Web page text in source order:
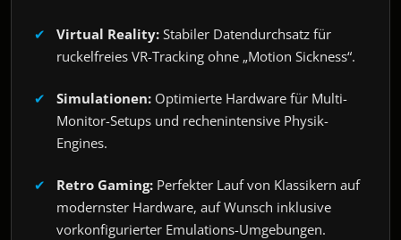
Virtual Reality: Stabiler Datendurchsatz für
ruckelfreies VR-Tracking ohne „Motion Sickness“.
Simulationen: Optimierte Hardware für Multi-
Monitor-Setups und rechenintensive Physik-
Engines.
Retro Gaming: Perfekter Lauf von Klassikern auf
modernster Hardware, auf Wunsch inklusive
vorkonfigurierter Emulations-Umgebungen.